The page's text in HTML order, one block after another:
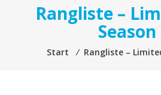
Rangliste –
Season
Start ⁄ Rangliste –